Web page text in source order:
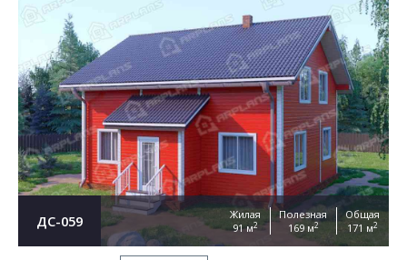
ДС-059
Жилая
91 м2
Полезная
169 м2
Общая
171 м2